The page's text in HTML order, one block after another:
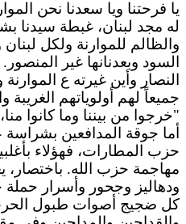
له مجد لبنان، غبطة سيدنا
والظالم للموارنة ولكل
السود وبعدنانها غير
النصار وأين غيرته ع
جميعاً لهم أولوياتهم
"خرجوا من بيننا وما كانوا
أما جوقة المدافعين
حزب المطارات، فهؤلاء
مهاجمة حزب الله. باختصار ،
ودهاليز وجحور وأسرار
كل ضجيج أصوات طبول الحرب